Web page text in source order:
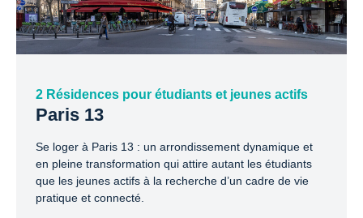
2 Résidences pour étudiants et jeunes actifs
Paris 13
Se loger à Paris 13 : un arrondissement dynamique et
en pleine transformation qui attire autant les étudiants
que les jeunes actifs à la recherche d’un cadre de vie
pratique et connecté.